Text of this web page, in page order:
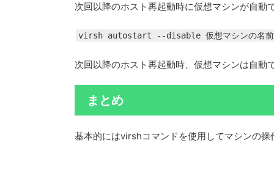
次回以降のホスト再起動時に仮想マシンが自動
virsh autostart --disable 仮想マシンの名前
次回以降のホスト再起動時、仮想マシンは自動
まとめ
基本的にはvirshコマンドを使用してマシンの